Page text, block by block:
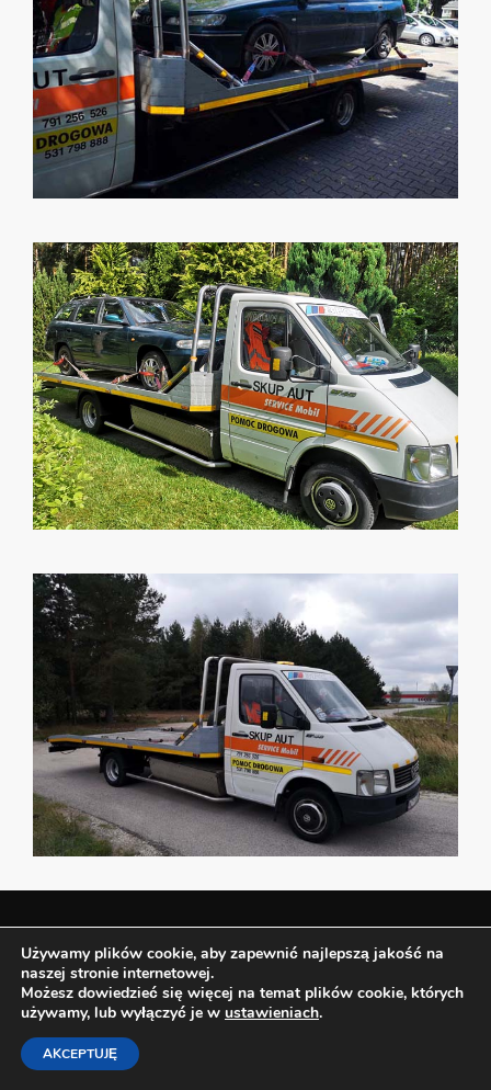
SKUP AUT
BEZ OC ORAZ PRZEGLĄDÓW
ZAWSZE UCZCIWIE > SOLIDNIE > SPRAWNIE
Używamy plików cookie, aby zapewnić najlepszą jakość na
naszej stronie internetowej.
Możesz dowiedzieć się więcej na temat plików cookie, których
używamy, lub wyłączyć je w ustawieniach.
AKCEPTUJĘ